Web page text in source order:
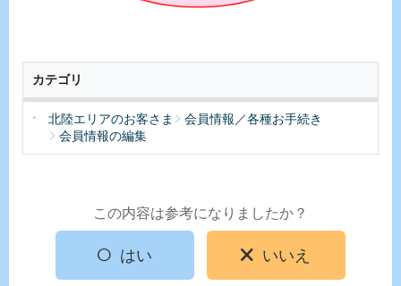
カテゴリ
北陸エリアのお客さま
会員情報／各種お手続き
会員情報の編集
この内容は参考になりましたか？
はい いいえ